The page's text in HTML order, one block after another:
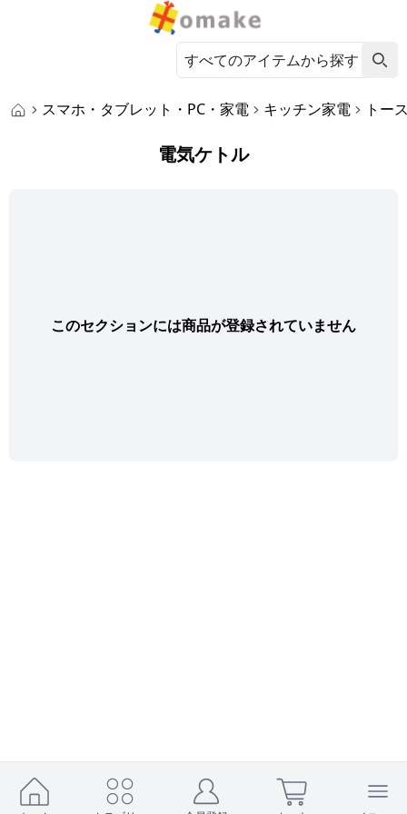
スマホ・タブレット・PC・家電 キッチン家電 トー
電気ケトル
このセクションには商品が登録されていません